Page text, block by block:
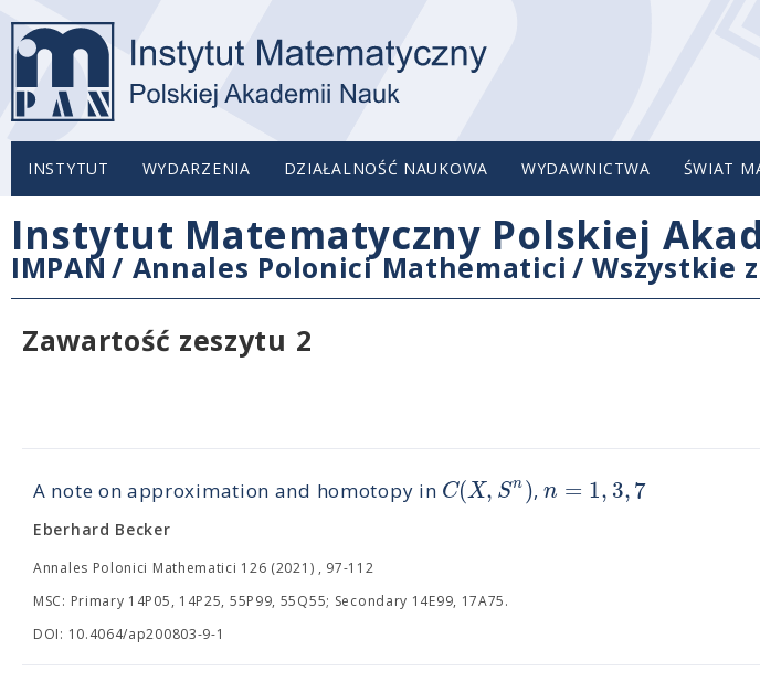
INSTYTUT WYDARZENIA DZIAŁALNOŚĆ NAUKOWA WYDAWNICTWA ŚWIAT
Instytut Matematyczny Polskiej
IMPAN / Annales Polonici Mathematici /Wszystkie
Zawartość zeszytu 2
A note on approximation and homotopy in C(X, Sn),n = 1,3,7
Eberhard Becker
Annales Polonici Mathematici 126 (2021) , 97-112
MSC: Primary 14P05, 14P25, 55P99, 55Q55; Secondary 14E99, 17A75.
DOI: 10.4064/ap200803-9-1